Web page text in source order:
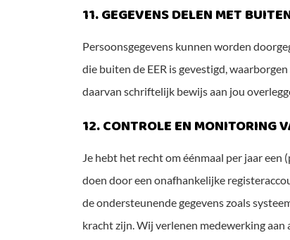
11. GEGEVENS DELEN MET
Persoonsgegevens kunnen worden
die buiten de EER is gevestigd,
daarvan schriftelijk bewijs aan jou
12. CONTROLE EN MONITORING
Je hebt het recht om éénmaal per jaar
doen door een onafhankelijke
de ondersteunende gegevens zoals
kracht zijn. Wij verlenen medewerking